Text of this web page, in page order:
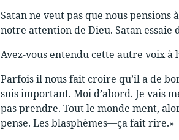
Satan ne veut pas que nous pensions
notre attention de Dieu. Satan essaie
Avez-vous entendu cette autre voix à
Parfois il nous fait croire qu’il a de
suis important. Moi d’abord. Je vais
pas prendre. Tout le monde ment,
pense. Les blasphèmes—ça fait rire.»